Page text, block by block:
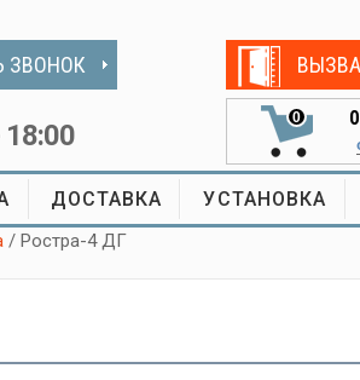
ЗВОНОК
18:00
0 0
ДОСТАВКА УСТАНОВКА
/ Ростра-4 ДГ